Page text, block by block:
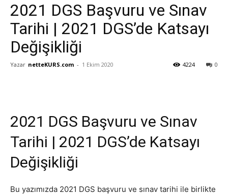
2021 DGS Başvuru ve Sınav
Tarihi | 2021 DGS’de Katsayı
Değişikliği
Yazar netteKURS.com - 1 Ekim 2020 0
4224
2021 DGS Başvuru ve Sınav
Tarihi | 2021 DGS’de Katsayı
Değişikliği
Bu yazımızda 2021 DGS başvuru ve sınav tarihi ile birlikte